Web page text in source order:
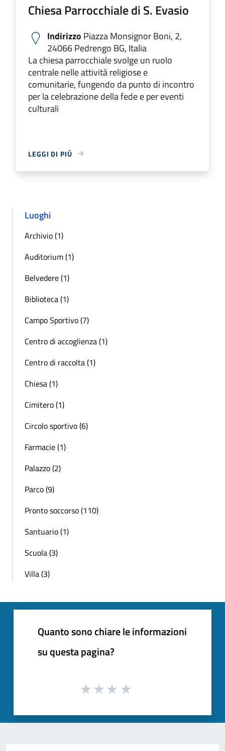
Chiesa Parrocchiale di S. Evasio
Indirizzo Piazza Monsignor Boni, 2,
24066 Pedrengo BG, Italia
La chiesa parrocchiale svolge un ruolo
centrale nelle attività religiose e
comunitarie, fungendo da punto di incontro
per la celebrazione della fede e per eventi
culturali
LEGGI DI PIÙ
Luoghi
Archivio (1)
Auditorium (1)
Belvedere (1)
Biblioteca (1)
Campo Sportivo (7)
Centro di accoglienza (1)
Centro di raccolta (1)
Chiesa (1)
Cimitero (1)
Circolo sportivo (6)
Farmacie (1)
Palazzo (2)
Parco (9)
Pronto soccorso (110)
Santuario (1)
Scuola (3)
Villa (3)
Quanto sono chiare le informazioni
su questa pagina?